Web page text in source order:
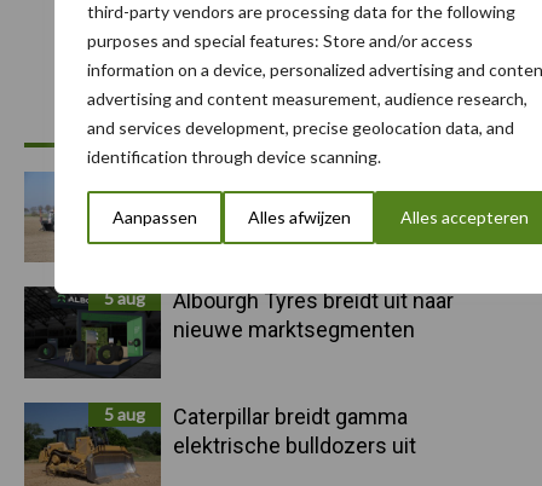
third-party vendors are processing data for the following
purposes and special features: Store and/or access
information on a device, personalized advertising and
advertising and content measurement, audience research,
and services development, precise geolocation data, and
identification through device scanning.
Aanpassen Alles afwijzen Alles accepteren
Primaire
Sidebar
Recent nieuws Partner nieuws
"Hoge verwachtingen van schijven
voor kouters"
5 aug
Albourgh Tyres breidt uit naar
nieuwe marktsegmenten
5 aug
Caterpillar breidt gamma
elektrische bulldozers uit